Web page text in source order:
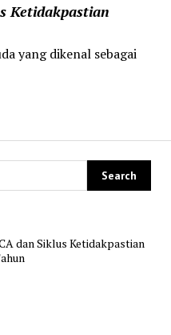
Ketidakpastian
yang dikenal sebagai
dan Siklus Ketidakpastian